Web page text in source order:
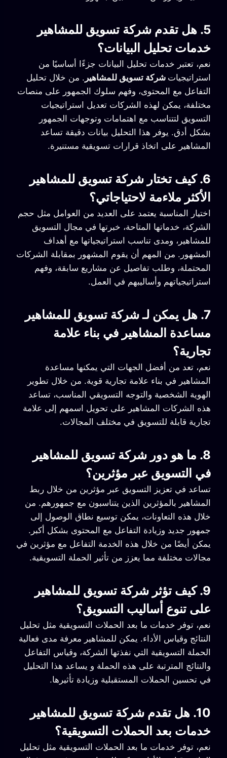
5. هل تقدم شركة تسويق للمشاهير
خدمات تحليل البيانات؟
نعم، تعتبر خدمات تحليل البيانات جزءًا أساسيًا من
استراتيجيات شركة تسويق للمشاهير . من خلال تحليل
التفاعل مع المحتوى، وفهم سلوك الجمهور على منصات
مختلفة، يمكن لهذه الشركات تعديل استراتيجيات
التسويق لتتناسب مع اهتمامات وتوجهات الجمهور
بشكل أدق. يوفر هذا التحليل بيانات دقيقة تساعد
المشاهير على اتخاذ قرارات تسويقية مستنيرة.
6. كيف تختار شركة تسويق للمشاهير
الأكثر ملاءمة لاحتياجاتي؟
اختيار المناسبة يعتمد على العديد من العوامل مثل حجم
الشركة، خدماتها المتاحة، خبرتها في مجال التسويق
للمشاهير، ومدى تناسب استراتيجياتها مع أهداف
المشهور. من المهم أن يقوم المشهور بمقابلة الشركات
المحتملة، وطلب تفاصيل عن مشاريع سابقة، وفهم
استراتيجياتهم وأساليبهم في العمل.
7. هل يمكن لـ شركة تسويق للمشاهير
مساعدة المشاهير في بناء علامة
تجارية؟
نعم، تعد من أفضل الجهات التي يمكنها مساعدة
المشاهير في بناء علامة تجارية قوية. من خلال تطوير
الهوية الشخصية والتوجه التسويقي المناسب، تساعد
هذه الشركات المشاهير على تحويل اسمهم إلى علامة
تجارية قابلة للتسويق في مختلف المجالات.
8. ما هو دور شركة تسويق للمشاهير
في التسويق عبر مؤثرين؟
تساعد في تعزيز التسويق عبر مؤثرين من خلال ربط
المشاهير بالمؤثرين الذين يتناسبون مع جمهورهم. من
خلال هذه التعاونات، يمكن توسيع نطاق الوصول إلى
جمهور جديد وزيادة التفاعل مع المحتوى بشكل أكبر.
يمكن أيضًا من خلال هذه الخدمة التفاعل مع مؤثرين في
مجالات مختلفة مما يعزز من تأثير الحملة التسويقية.
9. كيف تؤثر شركة تسويق للمشاهير
على تنوع أساليب التسويق؟
نعم، توفر خدمات ما بعد الحملات التسويقية مثل تحليل
النتائج وقياس الأداء. يمكن للمشاهير معرفة مدى فعالية
الحملة التسويقية التي نفذتها الشركة، وقياس التفاعل
والنتائج المترتبة على هذه الحملة و يساعد هذا التحليل
في تحسين الحملات المستقبلية وزيادة تأثيرها.
10. هل تقدم شركة تسويق للمشاهير
خدمات بعد الحملات التسويقية؟
نعم، توفر خدمات ما بعد الحملات التسويقية مثل تحليل